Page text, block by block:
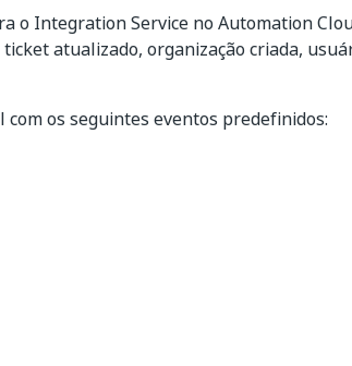
o Integration Service no Automation
atualizado, organização criada,
os seguintes eventos predefinidos: